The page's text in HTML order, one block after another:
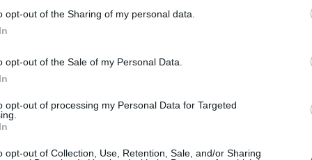
opt-out of the Sharing of my personal data.
opt-out of the Sale of my Personal Data.
opt-out of processing my Personal Data for Targeted
opt-out of Collection, Use, Retention, Sale, and/or Sharing
volverán en vacío a la cabecera de la línea para recoger a
de las 2:00 horas, cuando disminuya el flujo de llegadas, se
recorridos similares en sentido contrario hasta las 07.00 horas
Guaguas Municipales ha previsto una intensificación de
33 (Guiniguada-Puerto, por Ciudad Alta) y 91 (Teatro-
del ‘Carnaval de Ayer’ en la zona de Vegueta. Los
líneas, desde las 11.00 hasta las 21.00 horas, para aquellos
histórico de la ciudad.
empresa municipal de transporte promocionará sus servicios